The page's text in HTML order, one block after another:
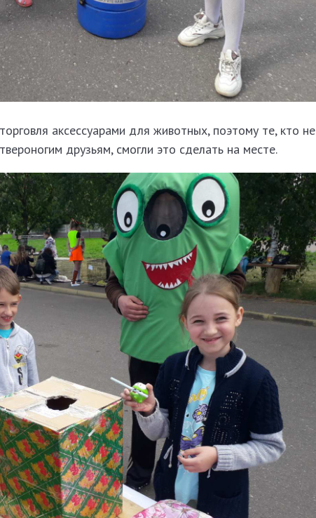
аксессуарами для животных, поэтому те, кто не
друзьям, смогли это сделать на месте.